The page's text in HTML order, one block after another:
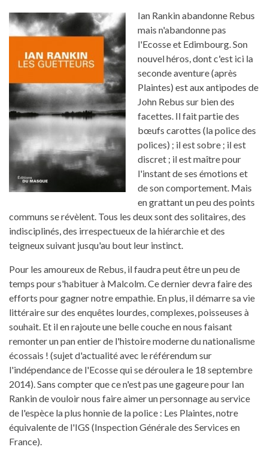
Ian Rankin abandonne Rebus
mais n'abandonne pas
l'Ecosse et Edimbourg. Son
nouvel héros, dont c'est ici la
seconde aventure (après
Plaintes) est aux antipodes de
John Rebus sur bien des
facettes. Il fait partie des
bœufs carottes (la police des
polices) ; il est sobre ; il est
discret ; il est maître pour
l'instant de ses émotions et
de son comportement. Mais
en grattant un peu des points
communs se révèlent. Tous les deux sont des solitaires, des
indisciplinés, des irrespectueux de la hiérarchie et des
teigneux suivant jusqu'au bout leur instinct.
Pour les amoureux de Rebus, il faudra peut être un peu de
temps pour s'habituer à Malcolm. Ce dernier devra faire des
efforts pour gagner notre empathie. En plus, il démarre sa vie
littéraire sur des enquêtes lourdes, complexes, poisseuses à
souhait. Et il en rajoute une belle couche en nous faisant
remonter un pan entier de l'histoire moderne du nationalisme
écossais ! (sujet d'actualité avec le référendum sur
l'indépendance de l'Ecosse qui se déroulera le 18 septembre
2014). Sans compter que ce n'est pas une gageure pour Ian
Rankin de vouloir nous faire aimer un personnage au service
de l'espèce la plus honnie de la police : Les Plaintes, notre
équivalente de l'IGS (Inspection Générale des Services en
France).